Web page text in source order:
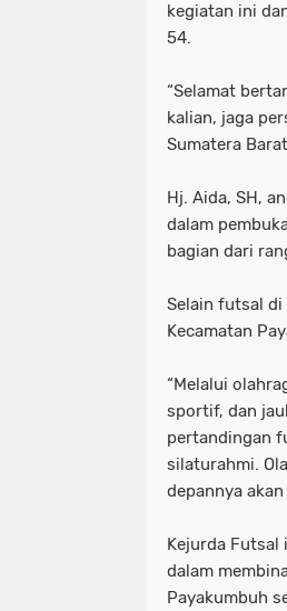
kegiatan ini
54.
“Selamat
kalian, jaga
Sumatera
Hj. Aida, SH,
dalam
bagian dari
Selain futsal di
Kecamatan
“Melalui
sportif, dan
pertandingan
silaturahmi.
depannya
Kejurda Futsal
dalam
Payakumbuh